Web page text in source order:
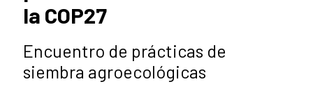
la COP27
Encuentro de prácticas de
siembra agroecológicas